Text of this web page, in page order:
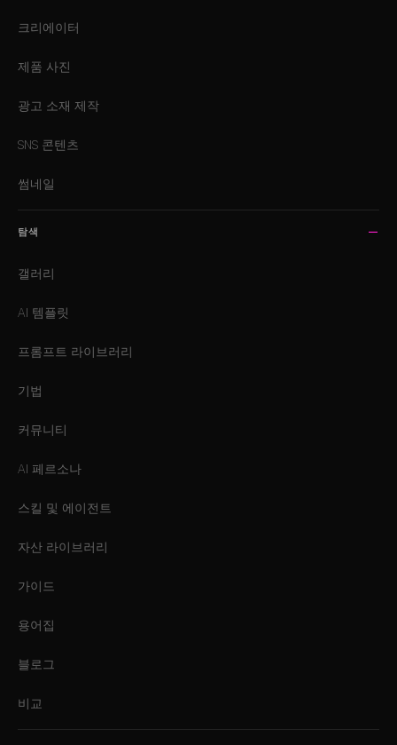
크리에이터
제품 사진
광고 소재 제작
SNS 콘텐츠
썸네일
탐색
갤러리
AI 템플릿
프롬프트 라이브러리
기법
커뮤니티
AI 페르소나
스킬 및 에이전트
자산 라이브러리
가이드
용어집
블로그
비교